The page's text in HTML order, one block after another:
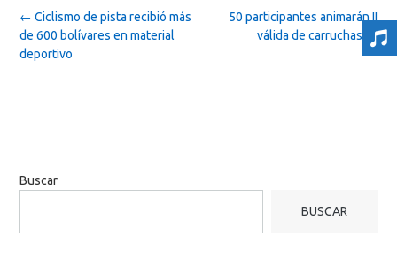
Post
navigation
50 participantes animarán II
válida de carruchas
→
← Ciclismo de pista recibió más
de 600 bolívares en material
deportivo
Buscar
BUSCAR